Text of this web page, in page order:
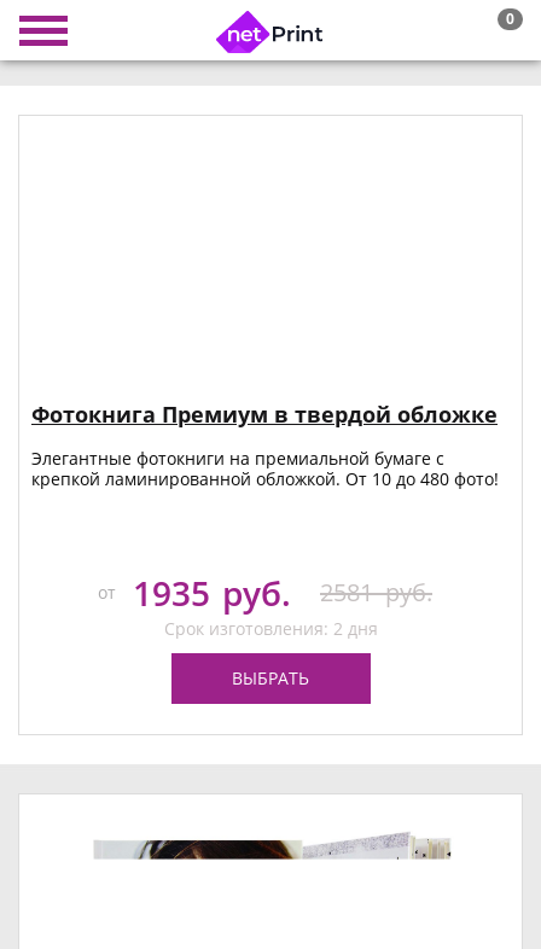
0
Фотокнига Премиум в твердой обложке
Элегантные фотокниги на премиальной бумаге с
крепкой ламинированной обложкой. От 10 до 480 фото!
от 1935 руб. 2581 руб.
Срок изготовления: 2 дня
ВЫБРАТЬ